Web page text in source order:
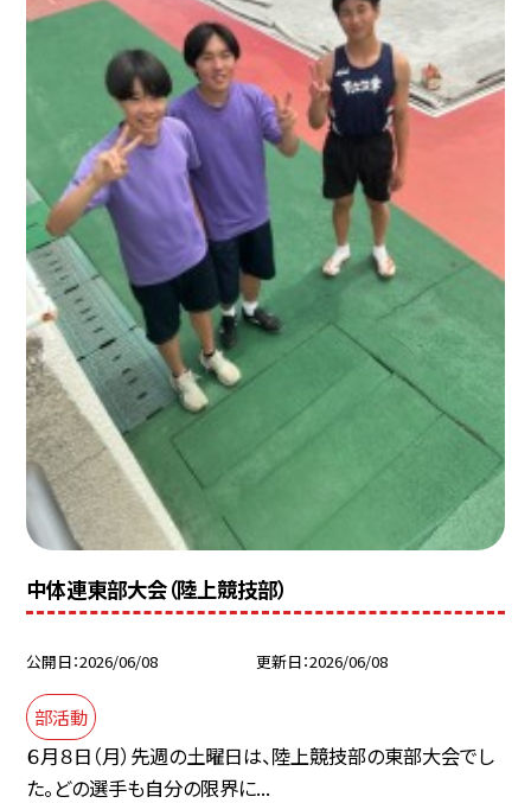
中体連東部大会（陸上競技部）
公開日 2026/06/08 更新日 2026/06/08
部活動
６月８日（月）先週の土曜日は、陸上競技部の東部大会でし
た。どの選手も自分の限界に...